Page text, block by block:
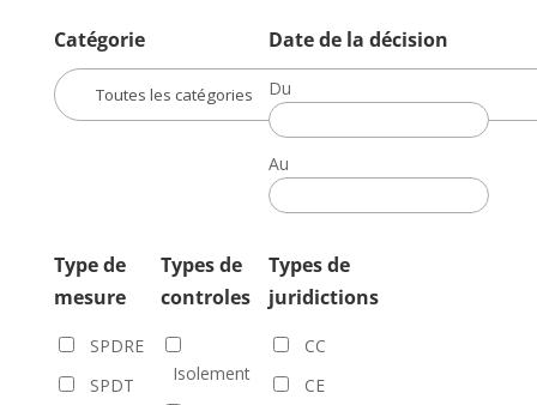
Catégorie Date de la décision
Du
Date
de
la
décision
Au
Date
de
décision
Type de
mesure
SPDRE
SPDT
Types de
controles
Isolement
Types de
juridictions
CC
CE